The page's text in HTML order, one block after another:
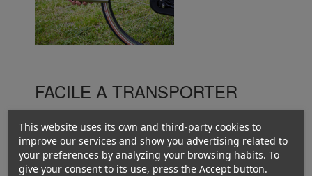
FACILE A TRANSPORTER
Avec sa petite taille et son faible poids, vous pourrez le
transporter facilement.
This website uses its own and third-party cookies to
improve our services and show you advertising related to
your preferences by analyzing your browsing habits. To
give your consent to its use, press the Accept button.